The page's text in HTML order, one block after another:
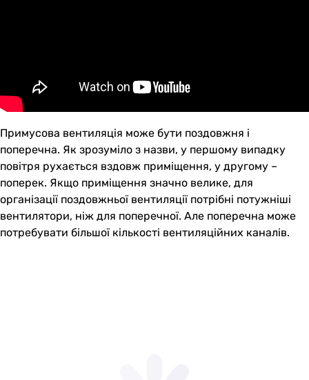
Примусова вентиляція може бути поздовжня і
поперечна. Як зрозуміло з назви, у першому випадку
повітря рухається вздовж приміщення, у другому –
поперек. Якщо приміщення значно велике, для
організації поздовжньої вентиляції потрібні потужніші
вентилятори, ніж для поперечної. Але поперечна може
потребувати більшої кількості вентиляційних каналів.